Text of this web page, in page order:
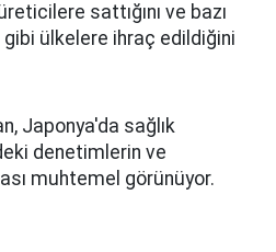
sattığını ve bazı
ülkelere ihraç edildiğini
Japonya'da sağlık
denetimlerin ve
muhtemel görünüyor.